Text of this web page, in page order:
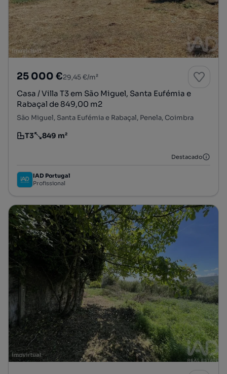
25 000 €29,45 €/m²
Casa / Villa T3 em São Miguel, Santa Eufémia e
Rabaçal de 849,00 m2
São Miguel, Santa Eufémia e Rabaçal, Penela, Coimbra
Tipologia
T3
Preço por metro quadrado
849 m²
Destacado
IAD Portugal
Profissional